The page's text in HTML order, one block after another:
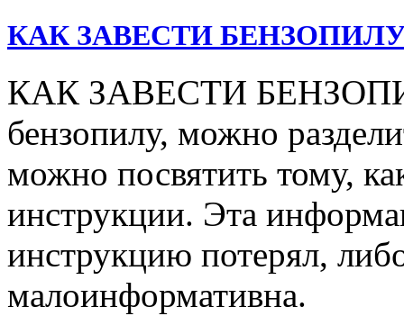
КАК ЗАВЕСТИ
КАК ЗАВЕСТИ
бензопилу, можно
можно посвятить тому,
инструкции. Эта
инструкцию потерял,
малоинформативна.